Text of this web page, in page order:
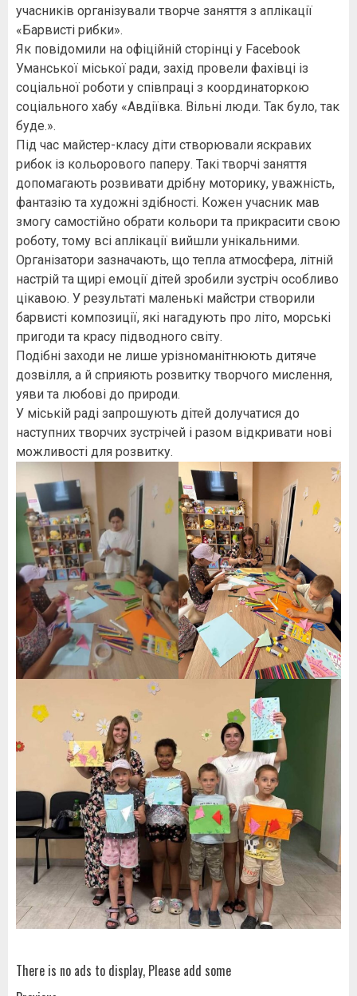
учасників організували творче заняття з аплікації
«Барвисті рибки».
Як повідомили на офіційній сторінці у Facebook
Уманської міської ради, захід провели фахівці із
соціальної роботи у співпраці з координаторкою
соціального хабу «Авдіївка. Вільні люди. Так було, так
буде.».
Під час майстер-класу діти створювали яскравих
рибок із кольорового паперу. Такі творчі заняття
допомагають розвивати дрібну моторику, уважність,
фантазію та художні здібності. Кожен учасник мав
змогу самостійно обрати кольори та прикрасити свою
роботу, тому всі аплікації вийшли унікальними.
Організатори зазначають, що тепла атмосфера, літній
настрій та щирі емоції дітей зробили зустріч особливо
цікавою. У результаті маленькі майстри створили
барвисті композиції, які нагадують про літо, морські
пригоди та красу підводного світу.
Подібні заходи не лише урізноманітнюють дитяче
дозвілля, а й сприяють розвитку творчого мислення,
уяви та любові до природи.
У міській раді запрошують дітей долучатися до
наступних творчих зустрічей і разом відкривати нові
можливості для розвитку.
There is no ads to display, Please add some